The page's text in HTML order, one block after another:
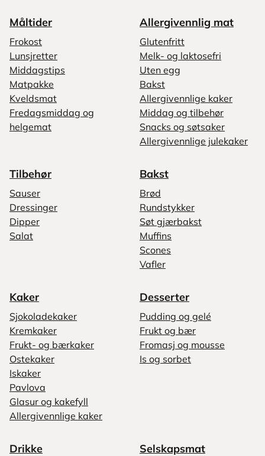
Måltider
Frokost
Lunsjretter
Middagstips
Matpakke
Kveldsmat
Fredagsmiddag og
helgemat
Allergivennlig mat
Glutenfritt
Melk- og laktosefri
Uten egg
Bakst
Allergivennlige kaker
Middag og tilbehør
Snacks og søtsaker
Allergivennlige julekaker
Tilbehør
Sauser
Dressinger
Dipper
Salat
Bakst
Brød
Rundstykker
Søt gjærbakst
Muffins
Scones
Vafler
Kaker
Sjokoladekaker
Kremkaker
Frukt- og bærkaker
Ostekaker
Iskaker
Pavlova
Glasur og kakefyll
Allergivennlige kaker
Desserter
Pudding og gelé
Frukt og bær
Fromasj og mousse
Is og sorbet
Drikke Selskapsmat